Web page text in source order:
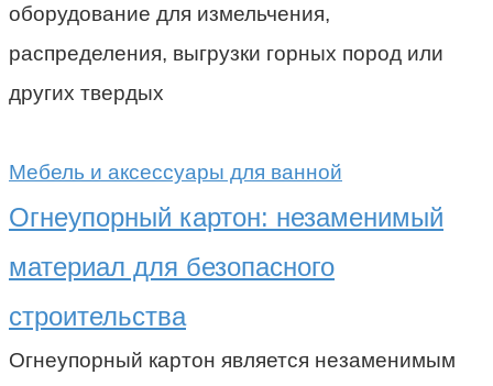
оборудование для измельчения,
распределения, выгрузки горных пород или
других твердых
Мебель и аксессуары для ванной
Огнеупорный картон: незаменимый
материал для безопасного
строительства
Огнеупорный картон является незаменимым